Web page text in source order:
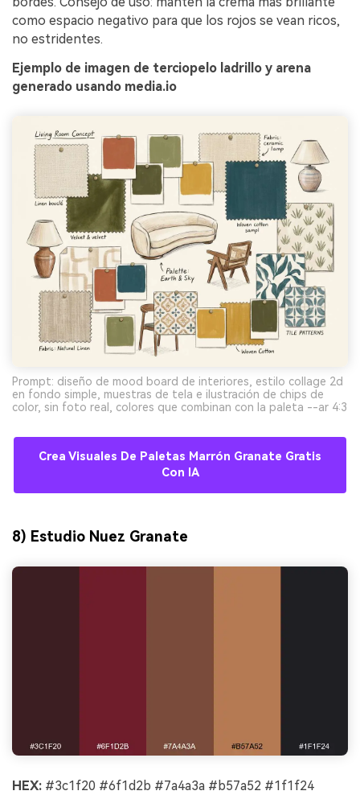
como espacio negativo para que los rojos se vean ricos,
no estridentes.
Ejemplo de imagen de terciopelo ladrillo y arena
generado usando media.io
Prompt: diseño de mood board de interiores, estilo collage 2d
en fondo simple, muestras de tela e ilustración de chips de
color, sin foto real, colores que combinan con la paleta --ar 4:3
Crea Visuales De Paletas Marrón Granate Gratis
Con IA
8) Estudio Nuez Granate
HEX: #3c1f20 #6f1d2b #7a4a3a #b57a52 #1f1f24